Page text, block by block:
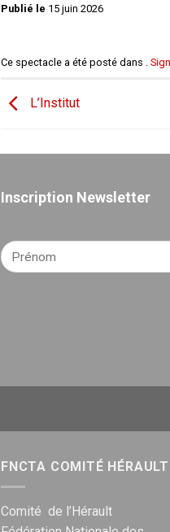
Publié le 15 juin 2026
Ce spectacle a été posté dans .
L’Institut
Inscription Newsletter
FNCTA COMITÉ HÉRAULT
Comité de l’Hérault